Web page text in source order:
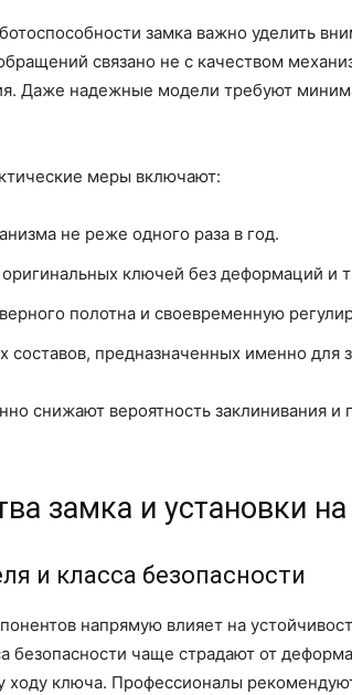
замка важно уделить
связано не с качеством
Даже надежные модели требуют
меры включают:
не реже одного раза в год.
оригинальных ключей без деформаций и
полотна и своевременную
составов, предназначенных именно для
снижают вероятность заклинивания и
замка и установки на
и класса безопасности
напрямую влияет на
безопасности чаще страдают от
ходу ключа. Профессионалы